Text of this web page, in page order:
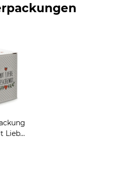
Liebe